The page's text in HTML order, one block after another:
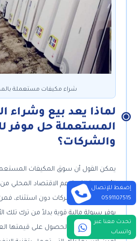
شراء مكيفات مستعملة
لماذا يعد بيع وشراء
المستعملة حل موفر
والشركات؟
يمكن القول أن سوق المكيفات
الأساسية التي تدعم الاقتصاد المحلي
منها الأهالي والشركات دون استثناء،
يوفر سيولة مالية قوية بدلاً من ترك تلك
استخدام يمكنك الحصول على قيمتها
إضغط للإتصال
0591107515
تحدث معنا عبر
واتساب